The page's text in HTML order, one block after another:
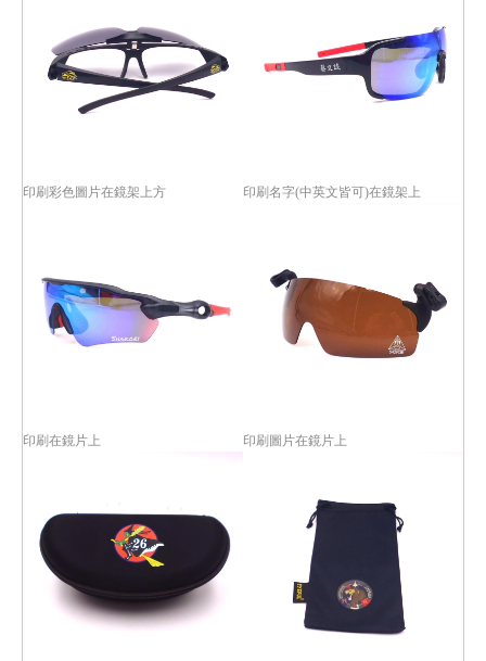
印刷彩色圖片在鏡架上方 印刷名字(中英文皆可)在鏡架上
印刷在鏡片上 印刷圖片在鏡片上